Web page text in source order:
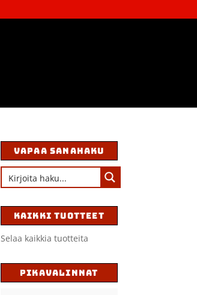
VAPAA SANAHAKU
KAIKKI TUOTTEET
Selaa kaikkia tuotteita
PIKAVALINNAT